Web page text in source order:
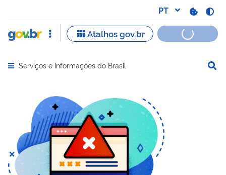
Abrir menu principal de navegação
Serviços e Informações do Brasil